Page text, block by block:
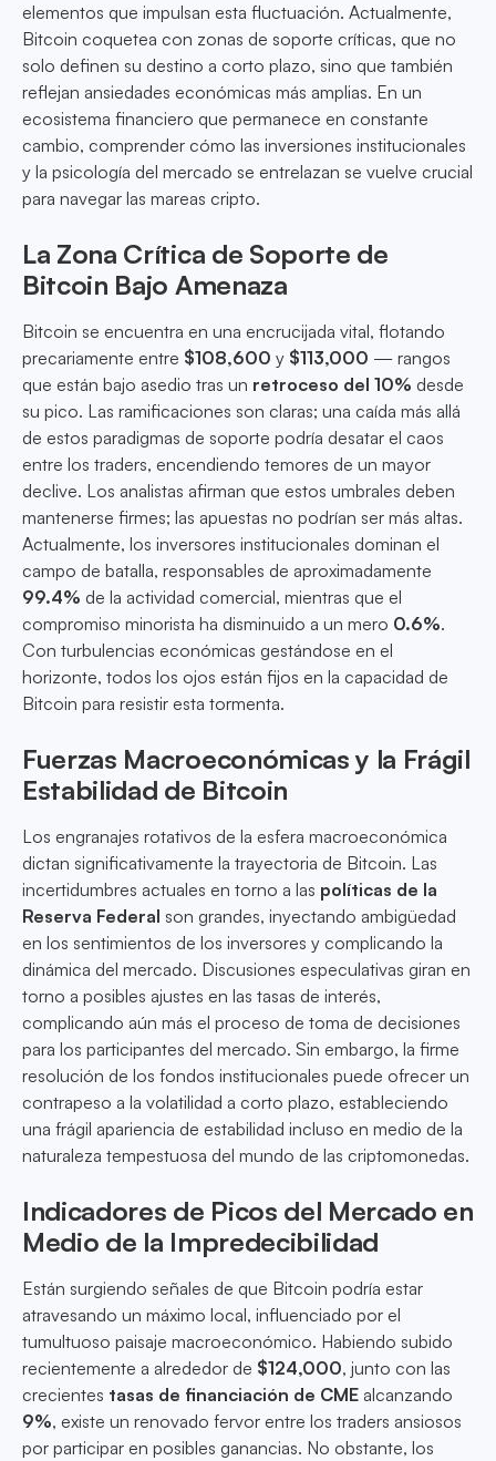
elementos que impulsan esta fluctuación. Actualmente,
Bitcoin coquetea con zonas de soporte críticas, que no
solo definen su destino a corto plazo, sino que también
reflejan ansiedades económicas más amplias. En un
ecosistema financiero que permanece en constante
cambio, comprender cómo las inversiones institucionales
y la psicología del mercado se entrelazan se vuelve crucial
para navegar las mareas cripto.
La Zona Crítica de Soporte de
Bitcoin Bajo Amenaza
Bitcoin se encuentra en una encrucijada vital, flotando
precariamente entre $108,600 y $113,000 — rangos
que están bajo asedio tras un retroceso del 10% desde
su pico. Las ramificaciones son claras; una caída más allá
de estos paradigmas de soporte podría desatar el caos
entre los traders, encendiendo temores de un mayor
declive. Los analistas afirman que estos umbrales deben
mantenerse firmes; las apuestas no podrían ser más altas.
Actualmente, los inversores institucionales dominan el
campo de batalla, responsables de aproximadamente
99.4% de la actividad comercial, mientras que el
compromiso minorista ha disminuido a un mero 0.6%.
Con turbulencias económicas gestándose en el
horizonte, todos los ojos están fijos en la capacidad de
Bitcoin para resistir esta tormenta.
Fuerzas Macroeconómicas y la Frágil
Estabilidad de Bitcoin
Los engranajes rotativos de la esfera macroeconómica
dictan significativamente la trayectoria de Bitcoin. Las
incertidumbres actuales en torno a las políticas de la
Reserva Federal son grandes, inyectando ambigüedad
en los sentimientos de los inversores y complicando la
dinámica del mercado. Discusiones especulativas giran en
torno a posibles ajustes en las tasas de interés,
complicando aún más el proceso de toma de decisiones
para los participantes del mercado. Sin embargo, la firme
resolución de los fondos institucionales puede ofrecer un
contrapeso a la volatilidad a corto plazo, estableciendo
una frágil apariencia de estabilidad incluso en medio de la
naturaleza tempestuosa del mundo de las criptomonedas.
Indicadores de Picos del Mercado en
Medio de la Impredecibilidad
Están surgiendo señales de que Bitcoin podría estar
atravesando un máximo local, influenciado por el
tumultuoso paisaje macroeconómico. Habiendo subido
recientemente a alrededor de $124,000, junto con las
crecientes tasas de financiación de CME alcanzando
9%, existe un renovado fervor entre los traders ansiosos
por participar en posibles ganancias. No obstante, los